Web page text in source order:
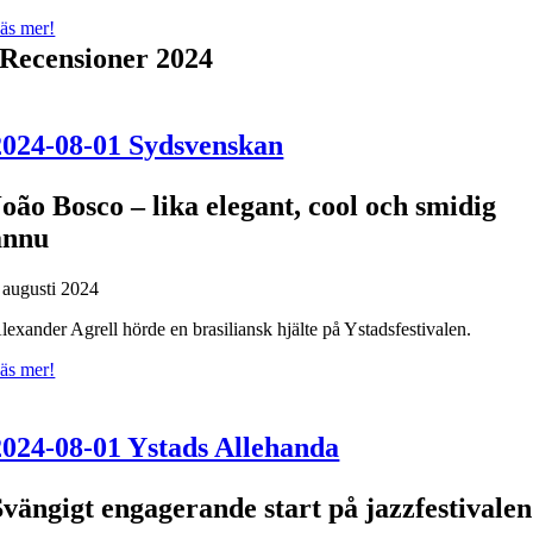
mer!
Recensioner 2024
08-01 Sydsvenskan
Bosco – lika elegant, cool och smidig
2024
Agrell hörde en brasiliansk hjälte på Ystadsfestivalen.
mer!
08-01 Ystads Allehanda
engagerande start på jazzfestivalen